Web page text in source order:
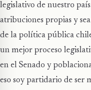
legislativo de nuestro
atribuciones propias y
de la política pública
un mejor proceso
en el Senado y
eso soy partidario de ser